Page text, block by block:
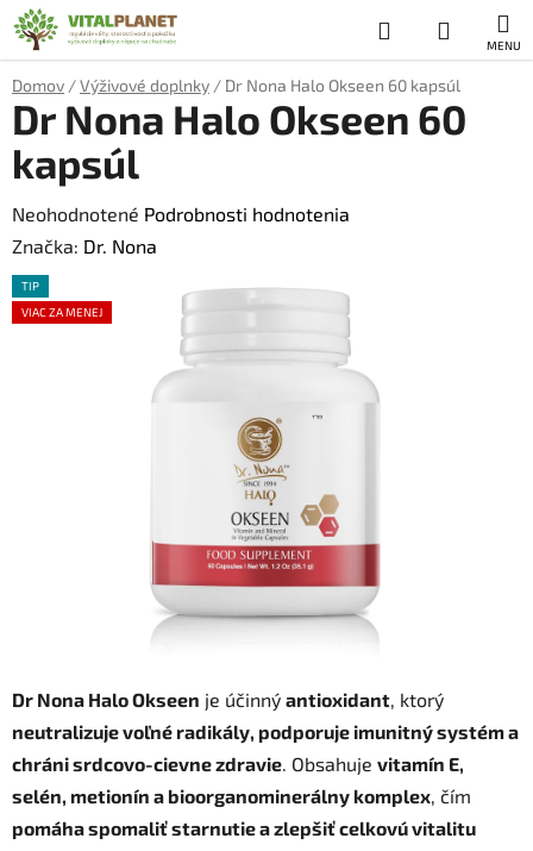
Prejsť
na
obsah
Hľadať
KOŠÍK
Domov /Výživové doplnky / Dr Nona Halo Okseen 60 kapsúl
Dr Nona Halo Okseen je účinný antioxidant, ktorý
neutralizuje voľné radikály, podporuje imunitný systém a
chráni srdcovo-cievne zdravie. Obsahuje vitamín E,
selén, metionín a bioorganominerálny komplex, čím
pomáha spomaliť starnutie a zlepšiť celkovú vitalitu
Dr Nona Halo Okseen 60
kapsúl
Priemerné
hodnotenie
produktu
je
Neohodnotené Podrobnosti hodnotenia
Značka: Dr. Nona
TIP
VIAC ZA MENEJ